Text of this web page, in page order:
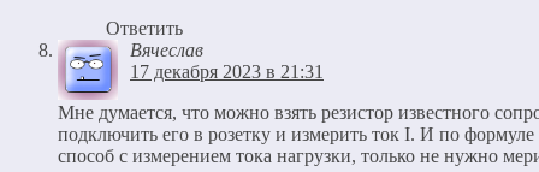
Ответить
Вячеслав
17 декабря 2023 в 21:31
Мне думается, что можно взять резистор известного
подключить его в розетку и измерить ток I. И по
способ с измерением тока нагрузки, только не нужно